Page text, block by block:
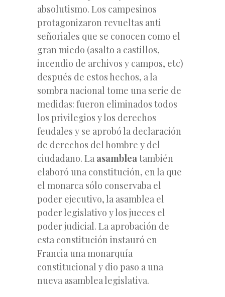
absolutismo. Los campesinos
protagonizaron revueltas anti
señoriales que se conocen como el
gran miedo (asalto a castillos,
incendio de archivos y campos, etc)
después de estos hechos, a la
sombra nacional tome una serie de
medidas: fueron eliminados todos
los privilegios y los derechos
feudales y se aprobó la declaración
de derechos del hombre y del
ciudadano. La asambleatambién
elaboró una constitución, en la que
el monarca sólo conservaba el
poder ejecutivo, la asamblea el
poder legislativo y los jueces el
poder judicial. La aprobación de
esta constitución instauró en
Francia una monarquía
constitucional y dio paso a una
nueva asamblea legislativa.